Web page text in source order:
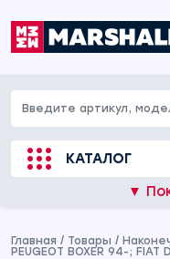
КАТАЛОГ
▼
Главная / Товары /
PEUGEOT BOXER 94-; FIAT